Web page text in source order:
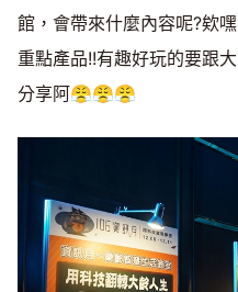
館，會帶來什麼內容呢?欸
重點產品!!有趣好玩的要跟
分享阿😤😤😤